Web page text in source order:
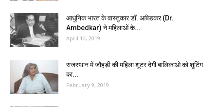
आधुनिक भारत के वास्तुकार डॉ. आंबेडकर (Dr.
Ambedkar) ने महिलाओं के...
April 14, 2019
राजस्थान में जौहड़ी की महिला शूटर देगी बालिकाओ को शूटिंग
का...
February 9, 2019